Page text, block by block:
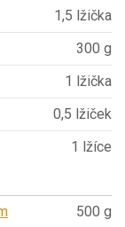
1,5 lžička
300 g
1 lžička
0,5 lžiček
1 lžíce
500 g